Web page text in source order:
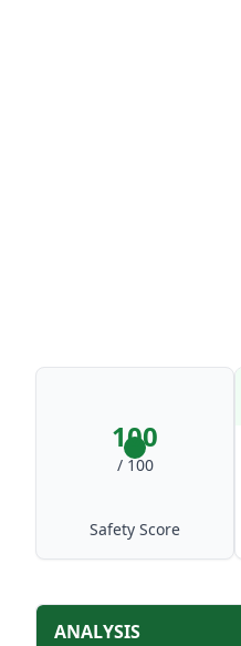
100
/ 100
Safety Score
ANALYSIS